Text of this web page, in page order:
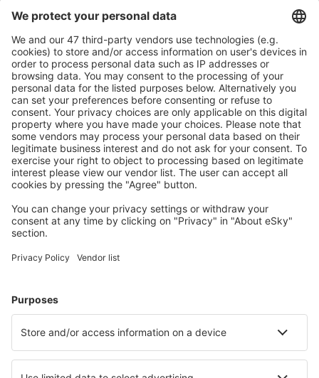
Caută rapid şi uşor
Ofertă adaptată aşteptărilor tale.
Planifică ȋn siguranţă
Rezervare fără griji cu opțiune gratuită de anulare.
Economiseşte mai mult
Prețuri atractive și oferte speciale pentru utilizatorii
conectați.
Cazarea preferată
apartamente și altele.
Cele mai căutate hoteluri de către utilizatorii eSky
Hoteluri în Zimbabwe - Orașe populare
Hoteluri în Kariba Hoteluri în Bulawayo